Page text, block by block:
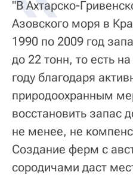
"В Ахтарско-
Азовского моря в
1990 по 2009 год
до 22 тонн, то есть
году благодаря
природоохранным
восстановить запас
не менее, не
Создание ферм с
сородичами даст